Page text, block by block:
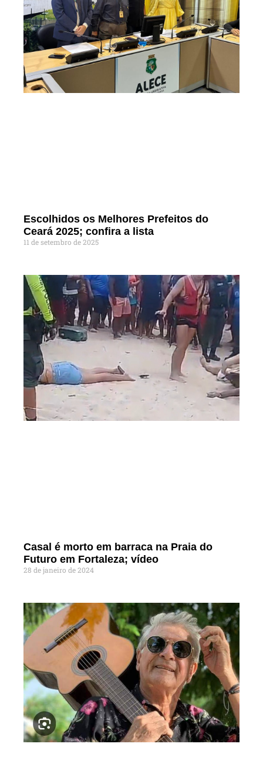
Escolhidos os Melhores Prefeitos do
Ceará 2025; confira a lista
11 de setembro de 2025
Casal é morto em barraca na Praia do
Futuro em Fortaleza; vídeo
28 de janeiro de 2024